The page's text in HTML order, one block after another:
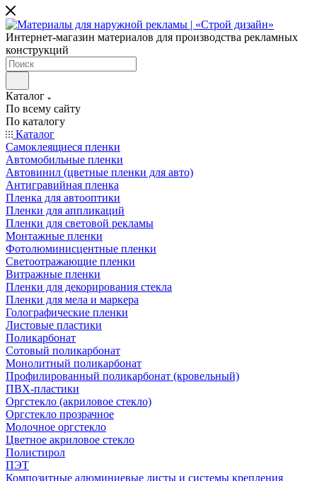
Интернет-магазин материалов для производства рекламных
конструкций
Каталог
По всему сайту
По каталогу
Каталог
Самоклеящиеся пленки
Автомобильные пленки
Автовинил (цветные пленки для авто)
Антигравийная пленка
Пленка для автооптики
Пленки для аппликаций
Пленки для световой рекламы
Монтажные пленки
Фотолюминисцентные пленки
Светоотражающие пленки
Витражные пленки
Пленки для декорирования стекла
Пленки для мела и маркера
Голографические пленки
Листовые пластики
Поликарбонат
Сотовый поликарбонат
Монолитный поликарбонат
Профилированный поликарбонат (кровельный)
ПВХ-пластики
Оргстекло (акриловое стекло)
Оргстекло прозрачное
Молочное оргстекло
Цветное акриловое стекло
Полистирол
ПЭТ
Композитные алюминиевые листы и системы крепления